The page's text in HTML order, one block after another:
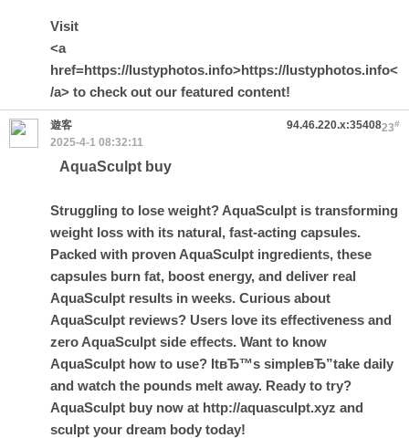
Visit
<a
href=https://lustyphotos.info>https://lustyphotos.info<
/a> to check out our featured content!
23#
遊客
94.46.220.x:35408
2025-4-1 08:32:11
AquaSculpt buy
Struggling to lose weight? AquaSculpt is transforming
weight loss with its natural, fast-acting capsules.
Packed with proven AquaSculpt ingredients, these
capsules burn fat, boost energy, and deliver real
AquaSculpt results in weeks. Curious about
AquaSculpt reviews? Users love its effectiveness and
zero AquaSculpt side effects. Want to know
AquaSculpt how to use? ItвЂ™s simpleвЂ”take daily
and watch the pounds melt away. Ready to try?
AquaSculpt buy now at http://aquasculpt.xyz and
sculpt your dream body today!